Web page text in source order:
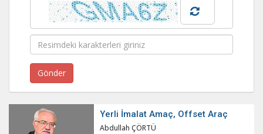
Yerli İmalat Amaç, Offset Araç
Abdullah ÇÖRTÜ